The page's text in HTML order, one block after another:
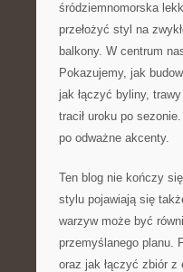
śródziemnomorska
przełożyć styl na
balkony. W centrum
Pokazujemy, jak
jak łączyć byliny,
tracił uroku po
po odważne akcenty.
Ten blog nie kończy
stylu pojawiają się
warzyw może być
przemyślanego planu.
oraz jak łączyć zbiór